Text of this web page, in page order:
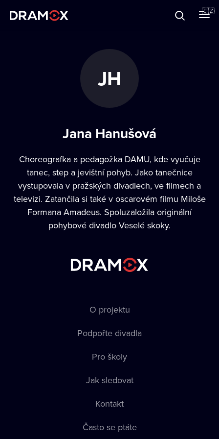
🇨🇿
JH
Jana Hanušová
Choreografka a pedagožka DAMU, kde vyučuje
tanec, step a jevištní pohyb. Jako tanečnice
vystupovala v pražských divadlech, ve filmech a
televizi. Zatančila si také v oscarovém filmu Miloše
Formana Amadeus. Spoluzaložila originální
pohybové divadlo Veselé skoky.
O projektu
Podpořte divadla
Pro školy
Jak sledovat
Kontakt
Často se ptáte